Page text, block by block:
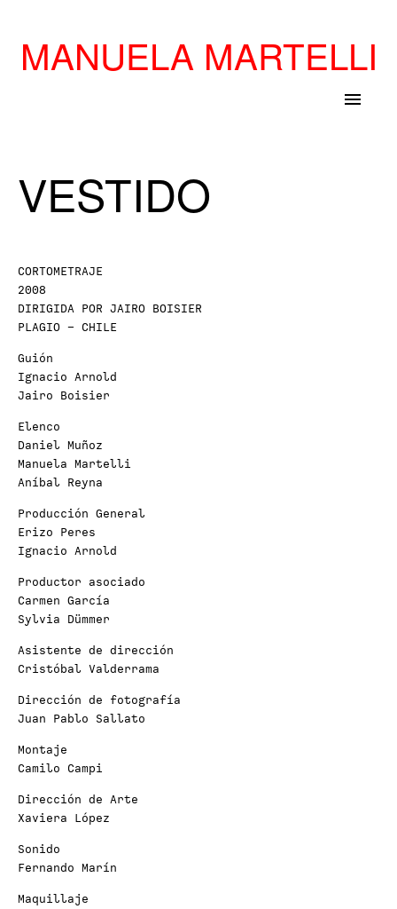
MANUELA MARTELLI
menu
VESTIDO
CORTOMETRAJE
2008
DIRIGIDA POR JAIRO BOISIER
PLAGIO – CHILE
Guión
Ignacio Arnold
Jairo Boisier
Elenco
Daniel Muñoz
Manuela Martelli
Aníbal Reyna
Producción General
Erizo Peres
Ignacio Arnold
Productor asociado
Carmen García
Sylvia Dümmer
Asistente de dirección
Cristóbal Valderrama
Dirección de fotografía
Juan Pablo Sallato
Montaje
Camilo Campi
Dirección de Arte
Xaviera López
Sonido
Fernando Marín
Maquillaje